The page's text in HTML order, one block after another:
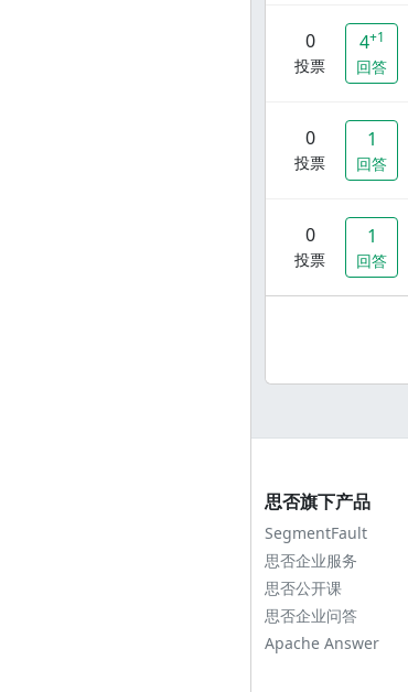
0
投票
4+1
回答
0
投票
1
回答
0
投票
1
回答
思否旗下产品
SegmentFault
思否企业服务
思否公开课
思否企业问答
Apache Answer